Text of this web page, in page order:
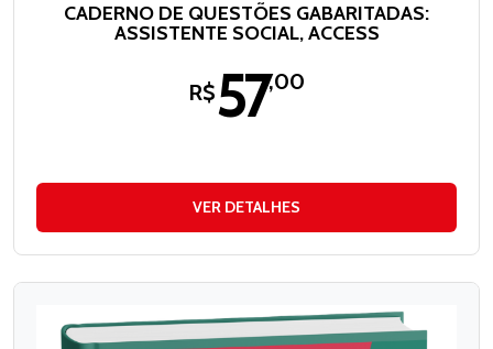
CADERNO DE QUESTÕES GABARITADAS:
ASSISTENTE SOCIAL, ACCESS
R$57,00
VER DETALHES